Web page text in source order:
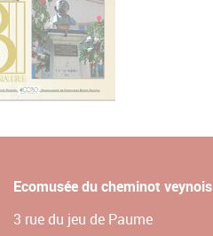
Ecomusée du cheminot veynois
3 rue du jeu de Paume